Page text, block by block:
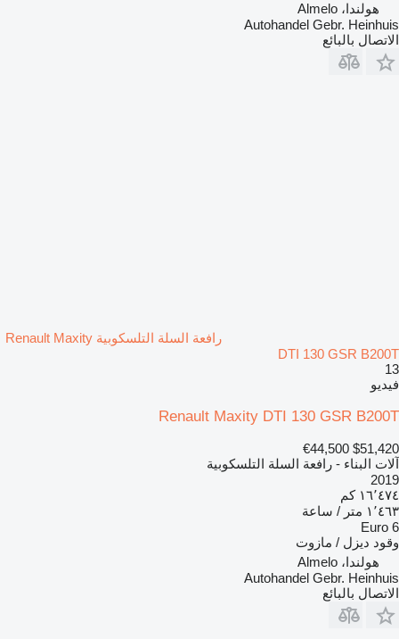
هولندا، Almelo
Autohandel Gebr. Heinhuis
الاتصال بالبائع
رافعة السلة التلسكوبية Renault Maxity
DTI 130 GSR B200T
13
فيديو
Renault Maxity DTI 130 GSR B200T
$51,420
€44,500
آلات البناء - رافعة السلة التلسكوبية
2019
١٦٬٤٧٤ كم
١٬٤٦٣ متر / ساعة
Euro 6
وقود ديزل / مازوت
هولندا، Almelo
Autohandel Gebr. Heinhuis
الاتصال بالبائع